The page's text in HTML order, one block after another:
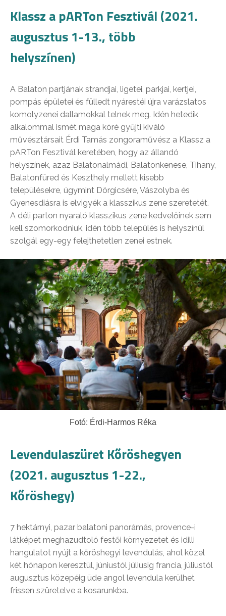
Klassz a pARTon Fesztivál (2021.
augusztus 1-13., több
helyszínen)
A Balaton partjának strandjai, ligetei, parkjai, kertjei,
pompás épületei és fülledt nyárestéi újra varázslatos
komolyzenei dallamokkal telnek meg. Idén hetedik
alkalommal ismét maga köré gyűjti kiváló
művésztársait Érdi Tamás zongoraművész a Klassz a
pARTon Fesztivál keretében, hogy az állandó
helyszínek, azaz Balatonalmádi, Balatonkenese, Tihany,
Balatonfüred és Keszthely mellett kisebb
településekre, úgymint Dörgicsére, Vászolyba és
Gyenesdiásra is elvigyék a klasszikus zene szeretetét.
A déli parton nyaraló klasszikus zene kedvelőinek sem
kell szomorkodniuk, idén több település is helyszínül
szolgál egy-egy felejthetetlen zenei estnek.
Fotó: Érdi-Harmos Réka
Levendulaszüret Kőröshegyen
(2021. augusztus 1-22.,
Kőröshegy)
7 hektárnyi, pazar balatoni panorámás, provence-i
látképet meghazudtoló festői környezetet és idilli
hangulatot nyújt a kőröshegyi levendulás, ahol közel
két hónapon keresztül, júniustól júliusig francia, júliustól
augusztus közepéig üde angol levendula kerülhet
frissen szüretelve a kosarunkba.